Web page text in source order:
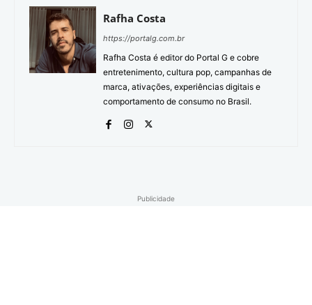
Rafha Costa
https://portalg.com.br
Rafha Costa é editor do Portal G e cobre
entretenimento, cultura pop, campanhas de
marca, ativações, experiências digitais e
comportamento de consumo no Brasil.
Publicidade